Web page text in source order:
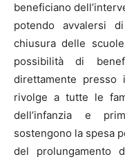
beneficiano
potendo avvalersi
chiusura delle
possibilità di
direttamente
rivolge a tutte le
dell’infanzia e
sostengono la spesa
del prolungamento